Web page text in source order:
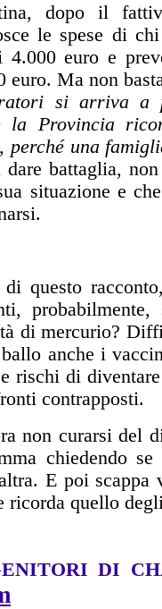
dopo il
le spese di
euro e
Ma non
si arriva a
la Provincia
perché una
battaglia,
situazione e
questo
di mercurio?
anche i
rischi di
contrapposti.
non curarsi del
chiedendo
E poi scappa
ricorda quello
DI